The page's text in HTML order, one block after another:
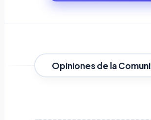
Opiniones de la